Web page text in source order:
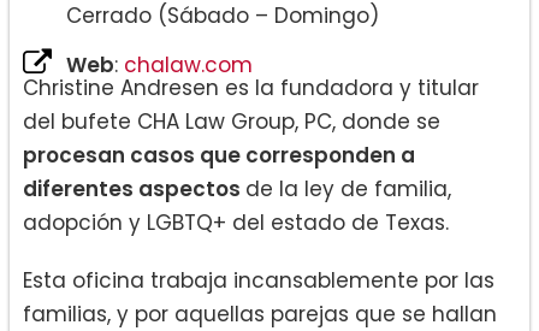
Cerrado (Sábado – Domingo)
Web: chalaw.com
Christine Andresen es la fundadora y titular
del bufete CHA Law Group, PC, donde se
procesan casos que corresponden a
diferentes aspectos de la ley de familia,
adopción y LGBTQ+ del estado de Texas.
Esta oficina trabaja incansablemente por las
familias, y por aquellas parejas que se hallan